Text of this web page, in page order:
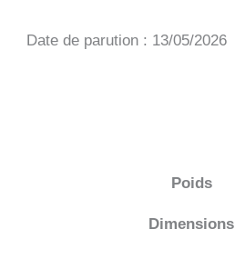
Date de parution : 13/05/2026
Poids
Dimensions